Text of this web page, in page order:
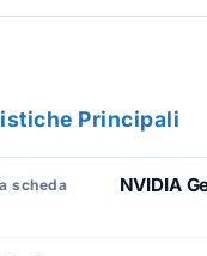
Principali
scheda
NVIDIA